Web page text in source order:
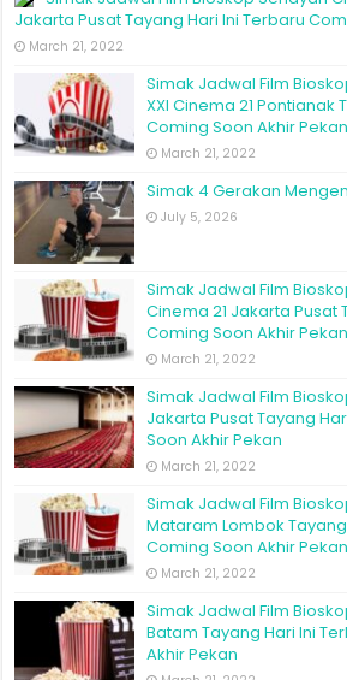
Jakarta Pusat Tayang Hari Ini Terbaru
March 21, 2022
Simak Jadwal Film
XXI Cinema 21 Pontianak
Coming Soon Akhir Pekan
March 21, 2022
Simak 4 Gerakan
July 5, 2026
Simak Jadwal Film
Cinema 21 Jakarta Pusat
Coming Soon Akhir Pekan
March 21, 2022
Simak Jadwal Film
Jakarta Pusat Tayang
Soon Akhir Pekan
March 21, 2022
Simak Jadwal Film
Mataram Lombok
Coming Soon Akhir Pekan
March 21, 2022
Simak Jadwal Film
Batam Tayang Hari Ini
Akhir Pekan